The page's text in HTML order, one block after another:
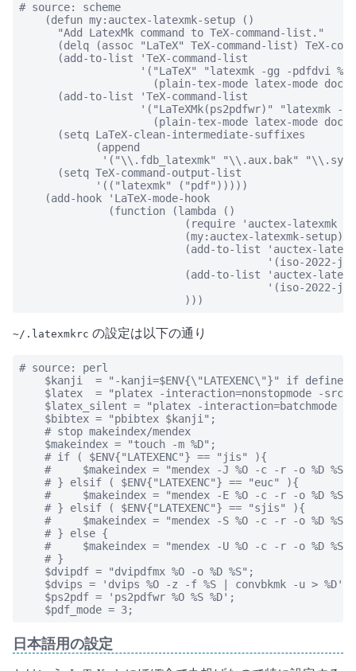
# source: scheme
    (defun my:auctex-latexmk-setup ()
      "Add LatexMk command to TeX-command-list."
(delq (assoc "LaTeX" TeX-command-list) TeX-
      (add-to-list 'TeX-command-list
'("LaTeX" "latexmk -gg -pdfdvi
(plain-tex-mode latex-mode
      (add-to-list 'TeX-command-list
'("LaTeXMk(ps2pdfwr)" "latexmk -
(plain-tex-mode latex-mode
      (setq LaTeX-clean-intermediate-suffixes
            (append
'("\\.fdb_latexmk" "\\.aux.bak"
      (setq TeX-command-output-list
            '(("latexmk" ("pdf")))))
    (add-hook 'LaTeX-mode-hook
              (function (lambda ()
(require 'auctex-latexmk
                          (my:auctex-latexmk-setup)
(add-to-list 'auctex-
'(iso-2022-jp
(add-to-list 'auctex-
'(iso-2022-
                          )))
~/.latexmkrc の設定は以下の通り
# source: perl
$kanji  = "-kanji=$ENV{\"LATEXENC\"}" if defined
$latex  = "platex -interaction=nonstopmode -
$latex_silent = "platex -interaction=batchmode
    $bibtex = "pbibtex $kanji";
    # stop makeindex/mendex
    $makeindex = "touch -m %D";
    # if ( $ENV{"LATEXENC"} == "jis" ){
#     $makeindex = "mendex -J %O -c -r -o %D %S
    # } elsif ( $ENV{"LATEXENC"} == "euc" ){
#     $makeindex = "mendex -E %O -c -r -o %D %S
    # } elsif ( $ENV{"LATEXENC"} == "sjis" ){
    #     $makeindex = "mendex -S %O -c -r -o %D %S";
    # } else {
    #     $makeindex = "mendex -U %O -c -r -o %D %S";
    # }
    $dvipdf = "dvipdfmx %O -o %D %S";
    $dvips = 'dvips %O -z -f %S | convbkmk -u > %D';
    $ps2pdf = 'ps2pdfwr %O %S %D';
    $pdf_mode = 3;
日本語用の設定